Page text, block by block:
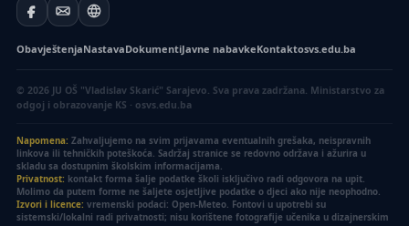
ObavještenjaNastavaDokumentiJavne nabavkeKontaktosvs.edu.ba
© 2026 JU OŠ "Vladislav Skarić" Sarajevo. Sva prava zadržana. Ministarstvo za
odgoj i obrazovanje KS · osvs.edu.ba
Napomena: Zahvaljujemo na svim prijavama eventualnih grešaka, neispravnih
linkova ili tehničkih poteškoća. Sadržaj stranice se redovno održava i ažurira u
skladu sa dostupnim školskim informacijama.
Privatnost: kontakt forma šalje podatke školi isključivo radi odgovora na upit.
Molimo da putem forme ne šaljete osjetljive podatke o djeci ako nije neophodno.
Izvori i licence: vremenski podaci: Open-Meteo. Fontovi u upotrebi su
sistemski/lokalni radi privatnosti; nisu korištene fotografije učenika u dizajnerskim